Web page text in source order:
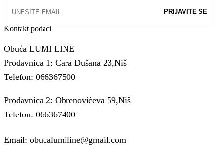
Kontakt podaci
Obuća LUMI LINE
Prodavnica 1: Cara Dušana 23,Niš
Telefon: 066367500
Prodavnica 2: Obrenovićeva 59,Niš
Telefon: 066367400
Email: obucalumiline@gmail.com